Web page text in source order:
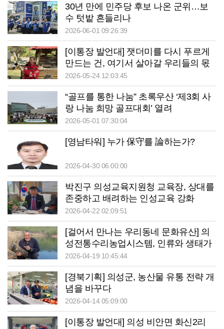
30년 만에 민주당 후보 나온 군위…보
수 텃밭 흔들리나
2026-06-01 09:26:39
[이통장 발언대] 잿더미를 다시 푸르게
만드는 건, 여기서 살아갈 우리들의 몫
2026-05-24 12:03:45
“골프를 통한 나눔” 초록우산 ‘제3회 사
랑 나눔 희망 골프대회’ 열려
2026-05-01 07:30:04
[영남타워] 누가 保守를 論하는가?
2026-04-30 06:00:00
박진구 의성교육지원청 교육장, 상대를
존중하고 배려하는 인성교육 강화
2026-04-22 02:09:51
[걸어서 만나는 우리동네 문화유산] 의
성전통수리농업시스템, 인류와 생태가
공존하는 농업유산
2026-04-19 10:45:44
[경북기획] 의성군, 농산물 유통 전략 개
념을 바꾸다
2026-04-14 05:09:00
[이통장 발언대] 의성 비안면 화신2리